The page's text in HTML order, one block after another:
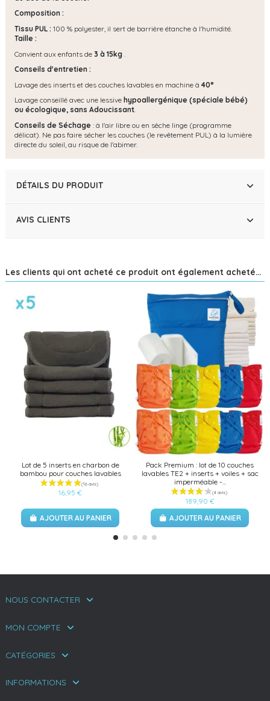
Composition :
Tissu PUL : 100 % polyester, il sert de barrière étanche à l'humidité.
Taille :
Convient aux enfants de 3 à 15kg
Conseils d'entretien :
Lavage des inserts et des couches lavables en machine à 40°
Lavage conseillé avec une lessive hypoallergénique (spéciale bébé)
ou écologique, sans Adoucissant.
Conseils de Séchage : à l'air libre ou en sèche linge (programme
délicat). Ne pas faire sécher les couches (le revêtement PUL) à la lumière
directe du soleil, au risque de l'abimer.
DÉTAILS DU PRODUIT
AVIS CLIENTS
Les clients qui ont acheté ce produit ont également acheté...
Lot de 5 inserts en charbon de
bambou pour couches lavables
16,95 €
AJOUTER AU PANIER
Pack Premium : lot de 10 couches
lavables TE2 + inserts + voiles + sac
imperméable -...
189,90 €
AJOUTER AU PANIER
NOUS CONTACTER
MON COMPTE
CATÉGORIES
INFORMATIONS